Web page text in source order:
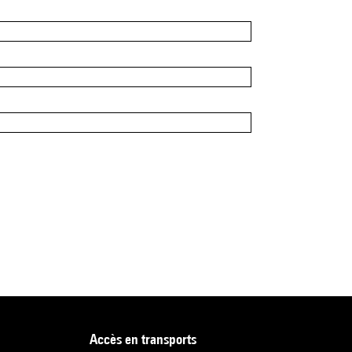
accès en transports